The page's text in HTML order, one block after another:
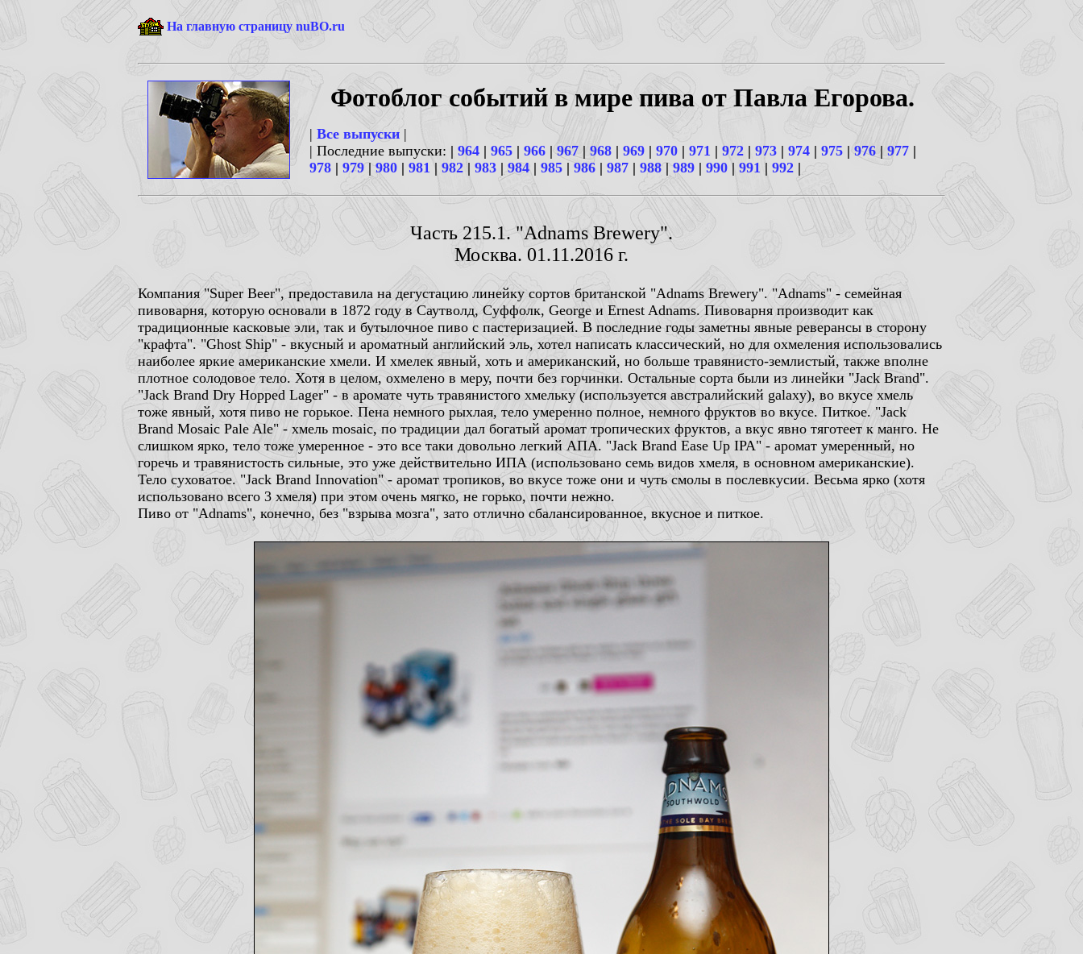
На главную страницу nuBO.ru
Фотоблог событий в мире пива от Павла Егорова.
| Все выпуски |
| Последние выпуски: | 964 | 965 | 966 | 967 | 968 | 969 | 970 | 971 | 972 | 973 | 974 | 975 | 976 | 977 |
978 | 979 | 980 | 981 | 982 | 983 |984| 985 | 986 | 987 | 988| 989 | 990 | 991 | 992 |
Часть 215.1. "Adnams Brewery".
Москва. 01.11.2016 г.
Компания "Super Beer", предоставила на дегустацию линейку сортов британской "Adnams Brewery". "Adnams" - семейная
пивоварня, которую основали в 1872 году в Саутволд, Суффолк, George и Ernest Adnams. Пивоварня производит как
традиционные касковые эли, так и бутылочное пиво с пастеризацией. В последние годы заметны явные реверансы в сторону
"крафта". "Ghost Ship" - вкусный и ароматный английский эль, хотел написать классический, но для охмеления использовались
наиболее яркие американские хмели. И хмелек явный, хоть и американский, но больше травянисто-землистый, также вполне
плотное солодовое тело. Хотя в целом, охмелено в меру, почти без горчинки. Остальные сорта были из линейки "Jack Brand".
"Jack Brand Dry Hopped Lager" - в аромате чуть травянистого хмельку (используется австралийский galaxy), во вкусе хмель
тоже явный, хотя пиво не горькое. Пена немного рыхлая, тело умеренно полное, немного фруктов во вкусе. Питкое. "Jack
Brand Mosaic Pale Ale" - хмель mosaic, по традиции дал богатый аромат тропических фруктов, а вкус явно тяготеет к манго. Не
слишком ярко, тело тоже умеренное - это все таки довольно легкий АПА. "Jack Brand Ease Up IPA" - аромат умеренный, но
горечь и травянистость сильные, это уже действительно ИПА (использовано семь видов хмеля, в основном американские).
Тело суховатое. "Jack Brand Innovation" - аромат тропиков, во вкусе тоже они и чуть смолы в послевкусии. Весьма ярко (хотя
использовано всего 3 хмеля) при этом очень мягко, не горько, почти нежно.
Пиво от "Adnams", конечно, без "взрыва мозга", зато отлично сбалансированное, вкусное и питкое.